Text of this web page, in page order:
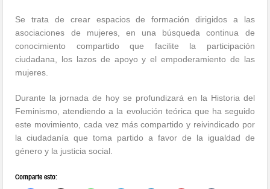
Se trata de crear espacios de formación dirigidos a las
asociaciones de mujeres, en una búsqueda continua de
conocimiento compartido que facilite la participación
ciudadana, los lazos de apoyo y el empoderamiento de las
mujeres.
Durante la jornada de hoy se profundizará en la Historia del
Feminismo, atendiendo a la evolución teórica que ha seguido
este movimiento, cada vez más compartido y reivindicado por
la ciudadanía que toma partido a favor de la igualdad de
género y la justicia social.
Comparte esto: